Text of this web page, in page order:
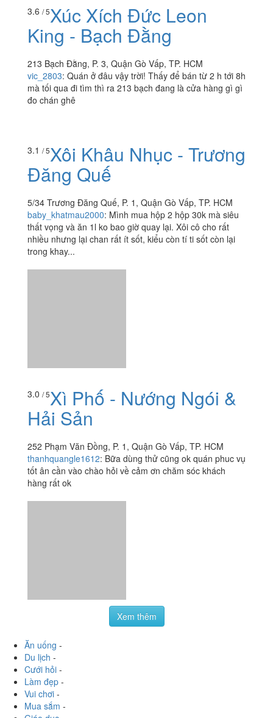
3.6 / 5Xúc Xích Đức Leon
King - Bạch Đằng
213 Bạch Đằng, P. 3, Quận Gò Vấp, TP. HCM
vic_2803: Quán ở đâu vậy trời! Thấy để bán từ 2 h tới 8h
mà tối qua đi tìm thì ra 213 bạch đang là cửa hàng gì gì
đo chán ghê
3.1/ 5Xôi Khâu Nhục - Trương
Đăng Quế
5/34 Trương Đăng Quế, P. 1, Quận Gò Vấp, TP. HCM
baby_khatmau2000:Mình mua hộp 2 hộp 30k mà siêu
3.0 / 5Xì Phố - Nướng Ngói &
Hải Sản
252 Phạm Văn Đồng, P. 1, Quận Gò Vấp, TP. HCM
Ăn uống
Du lịch-